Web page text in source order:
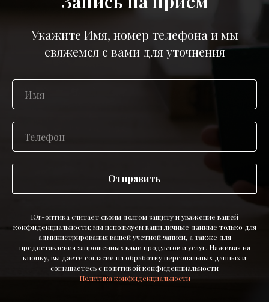
Укажите Имя, номер телефона и мы
свяжемся с вами для уточнения
Отправить
Юг-оптика считает своим долгом защиту и уважение вашей
конфиденциальности; мы используем ваши личные данные только для
администрирования вашей учетной записи, а также для
предоставления запрошенных вами продуктов и услуг. Нажимая на
кнопку, вы даете согласие на обработку персональных данных и
соглашаетесь c политикой конфиденциальности
Политика конфиденциальности